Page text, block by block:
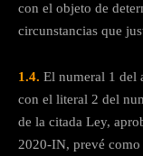
con el objeto de
circunstancias que
1.4. El numeral 1 del
con el literal 2 del
de la citada Ley,
2020-IN, prevé como